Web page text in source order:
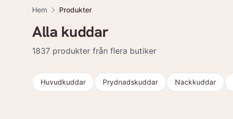
Hem Produkter
Alla kuddar
1837 produkter från flera butiker
Huvudkuddar Prydnadskuddar Nackkuddar